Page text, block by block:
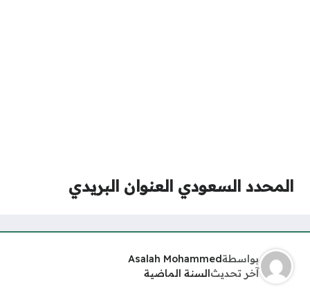
المحدد السعودي العنوان البريدي
بواسطةAsalah Mohammed
آخر تحديثالسنة الماضية